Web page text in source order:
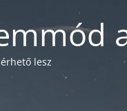
lesz